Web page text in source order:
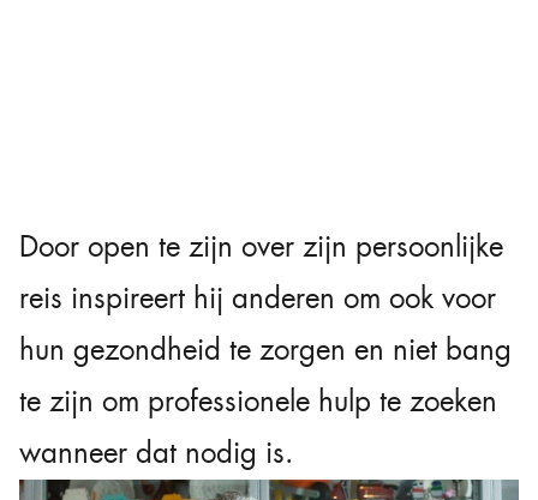
Door open te zijn over zijn persoonlijke
reis inspireert hij anderen om ook voor
hun gezondheid te zorgen en niet bang
te zijn om professionele hulp te zoeken
wanneer dat nodig is.